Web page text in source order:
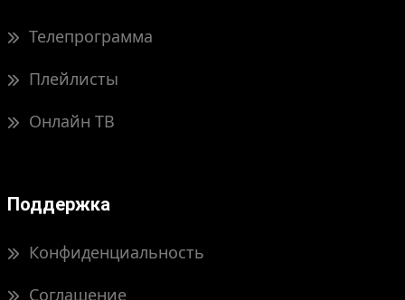
Телепрограмма
Плейлисты
Онлайн ТВ
Поддержка
Конфиденциальность
Соглашение